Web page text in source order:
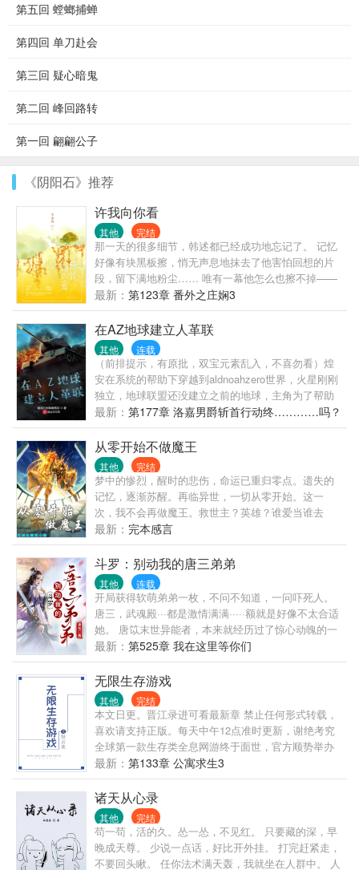
第五回 螳螂捕蝉
第四回 单刀赴会
第三回 疑心暗鬼
第二回 峰回路转
第一回 翩翩公子
《阴阳石》推荐
许我向你看
其他 完结
那一天的很多细节，韩述都已经成功地忘记了。 记忆
好像有块黑板擦，悄无声息地抹去了他害怕回想的片
段，留下满地粉尘…… 唯有一幕他怎么也擦不掉——
她站在被告席上，而他在台下。 韩述不敢看她的眼
睛，却期盼着她能望他一眼。可是她没有，他知道，
一秒都没有。 桔年的心里住着一个人，她坚信那个人
只是闭上了眼睛。 很多年后，她做了一个梦，那个人
终于睁开双眼对她微笑，然而她却哭了。 521级台阶
上的那棵石榴树，年年开出火红刺目的花朵，曾经一
笔一画刻下的“hs&jn”，谁陪着谁一起来看。
最新： 第123章 番外之庄娴3
在AZ地球建立人革联
其他 连载
（前排提示，有原批，双宝元素乱入，不喜勿看）煌
安在系统的帮助下穿越到aldnoahzero世界，火星刚刚
独立，地球联盟还没建立之前的地球，主角为了帮助
地球更好的战胜火星，与政府合作前往其他世界或取
能用来对抗火星的科技，但因为用力过猛，导致A...
最新： 第177章 洛嘉男爵斩首行动终…………吗？
从零开始不做魔王
其他 完结
梦中的惨烈，醒时的悲伤，命运已重归零点。遗失的
记忆，逐渐苏醒。再临异世，一切从零开始。这一
次，我不会再做魔王。救世主？英雄？谁爱当谁去
吧。只求，不再辜负相信自己的她，守护好每一位同
伴。这次，一定。（已有两本作品，合计千万字，信
誉保证。老作者...
最新： 完本感言
斗罗：别动我的唐三弟弟
其他 连载
开局获得软萌弟弟一枚，不问不知道，一问吓死人。
唐三，武魂殿···都是激情满满·····额就是好像不太合适
她。 唐笖末世异能者，本来就经历过了惊心动魄的一
生，这一世怎么说她应该偷懒耍乐才是，最后看着眼
前这个软萌弟弟，怎么可以让这个小小的身躯一力承
担。 然后的然后唐笖又是操劳命。 “姐···我能不喊姐
吗？” “你能不认爸爸吗？” “······” ps：不拆cp，小说放
飞自我，勿喷
最新： 第525章 我在这里等你们
无限生存游戏
其他 完结
本文日更。晋江录进可看最新章 禁止任何形式转载，
喜欢请支持正版。每天中午12点准时更新，谢绝考究
全球第一款生存类全息网游终于面世，官方顺势举办
第一届无尽生存比赛进行游戏推广。 苏寒作为生存狂
人，迫不及待报名参加。 恶性通货膨胀环境下如何生
存？ 自然灾害发生时如何求生？ 被困海上如何努力活
下去？ …… 面对种种困境，苏寒应对起来游刃有余。
顺便拉上志同道合的小伙伴，一起生存到最后。 阅读
须知： ·1洁党，日更，苏爽不虐 ·> ·单元剧形式，男
强女也强 ·圈地自萌，割肉产粮，不喜直接弃。 ·坚持
最新： 第133章 公寓求生3
诸天从心录
其他 完结
苟一苟，活的久。怂一怂，不见红。 只要藏的深，早
晚成天尊。 少说一点话，好比开外挂。 打完赶紧走，
不要回头瞅。 任你法术满天轰，我就坐在人群中。 人